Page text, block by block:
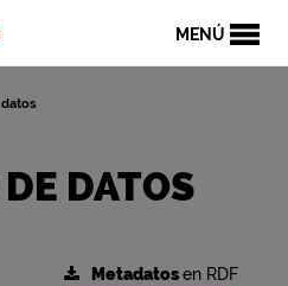
MENÚ
DATOS
Metadatosen RDF